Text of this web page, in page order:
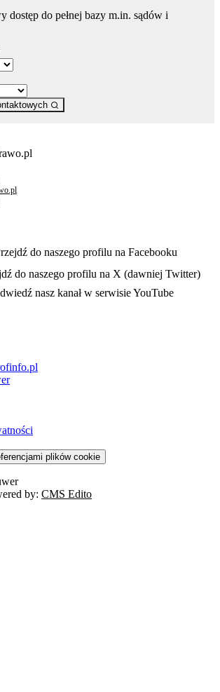
dostęp do pełnej bazy m.in. sądów i
- otwiera się w nowej karcie
do naszego profilu na Facebooku
w nowej karcie
do naszego profilu na X (dawniej Twitter)
- otwiera się w nowej karcie
nasz kanał w serwisie YouTube
plików cookie
by: CMS Edito